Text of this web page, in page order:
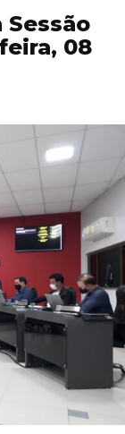
Sessão
08